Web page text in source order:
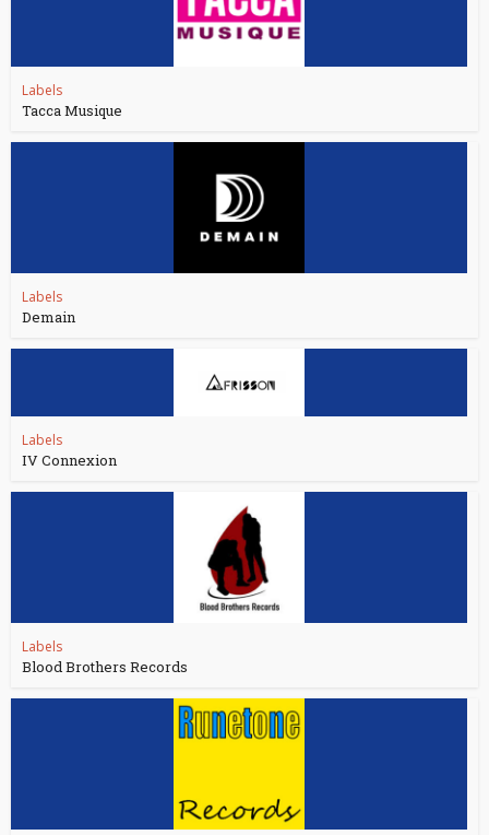
Labels
Tacca Musique
Labels
Demain
Labels
IV Connexion
Labels
Blood Brothers Records